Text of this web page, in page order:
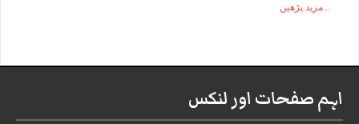
مزید پڑھیں
اہم صفحات اور لنکس